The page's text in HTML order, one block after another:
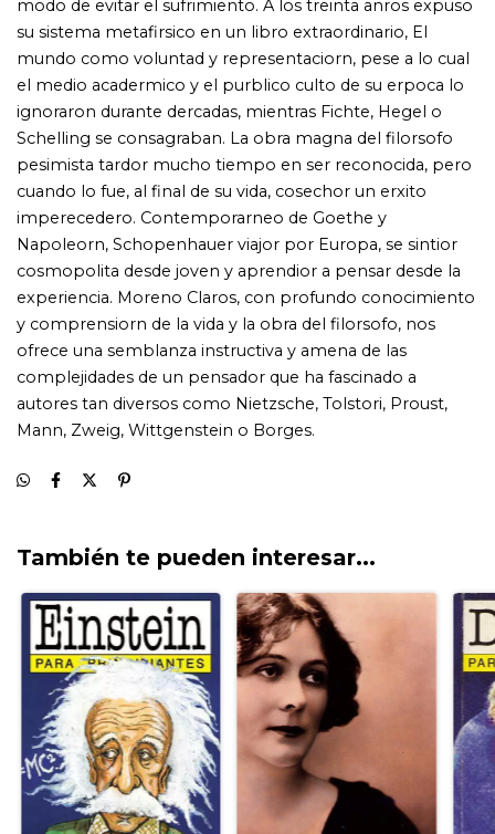
autores tan diversos como Nietzsche, Tolstori, Proust,
Mann, Zweig, Wittgenstein o Borges.
También te pueden interesar...